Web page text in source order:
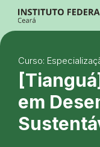
Ir para a busca
Ir para o menu principal
Ir para o conteúdo
Alto Contraste
Login da Área
Acessibilidade
Curso:
em